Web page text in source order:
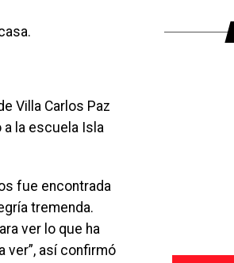
Villa Carlos Paz
la escuela Isla
fue encontrada
tremenda.
ver lo que ha
ver”, así confirmó